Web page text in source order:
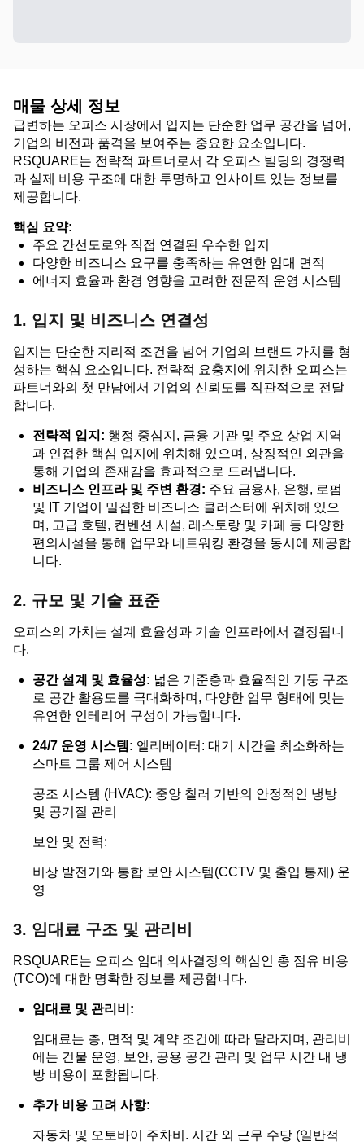
매물 상세 정보
급변하는 오피스 시장에서 입지는 단순한 업무 공간을 넘어,
기업의 비전과 품격을 보여주는 중요한 요소입니다.
RSQUARE는 전략적 파트너로서 각 오피스 빌딩의 경쟁력
과 실제 비용 구조에 대한 투명하고 인사이트 있는 정보를
제공합니다.
핵심 요약:
주요 간선도로와 직접 연결된 우수한 입지
다양한 비즈니스 요구를 충족하는 유연한 임대 면적
에너지 효율과 환경 영향을 고려한 전문적 운영 시스템
1. 입지 및 비즈니스 연결성
입지는 단순한 지리적 조건을 넘어 기업의 브랜드 가치를 형
성하는 핵심 요소입니다. 전략적 요충지에 위치한 오피스는
파트너와의 첫 만남에서 기업의 신뢰도를 직관적으로 전달
합니다.
전략적 입지: 행정 중심지, 금융 기관 및 주요 상업 지역
과 인접한 핵심 입지에 위치해 있으며, 상징적인 외관을
통해 기업의 존재감을 효과적으로 드러냅니다.
비즈니스 인프라 및 주변 환경: 주요 금융사, 은행, 로펌
및 IT 기업이 밀집한 비즈니스 클러스터에 위치해 있으
며, 고급 호텔, 컨벤션 시설, 레스토랑 및 카페 등 다양한
편의시설을 통해 업무와 네트워킹 환경을 동시에 제공합
니다.
2. 규모 및 기술 표준
오피스의 가치는 설계 효율성과 기술 인프라에서 결정됩니
다.
공간 설계 및 효율성: 넓은 기준층과 효율적인 기둥 구조
로 공간 활용도를 극대화하며, 다양한 업무 형태에 맞는
유연한 인테리어 구성이 가능합니다.
24/7 운영 시스템: 엘리베이터: 대기 시간을 최소화하는
스마트 그룹 제어 시스템
공조 시스템 (HVAC): 중앙 칠러 기반의 안정적인 냉방
및 공기질 관리
보안 및 전력:
비상 발전기와 통합 보안 시스템(CCTV 및 출입 통제) 운
영
3. 임대료 구조 및 관리비
RSQUARE는 오피스 임대 의사결정의 핵심인 총 점유 비용
(TCO)에 대한 명확한 정보를 제공합니다.
임대료 및 관리비:
임대료는 층, 면적 및 계약 조건에 따라 달라지며, 관리비
에는 건물 운영, 보안, 공용 공간 관리 및 업무 시간 내 냉
방 비용이 포함됩니다.
추가 비용 고려 사항:
자동차 및 오토바이 주차비. 시간 외 근무 수당 (일반적